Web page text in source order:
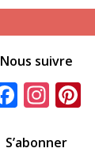
Nous suivre
S’abonner